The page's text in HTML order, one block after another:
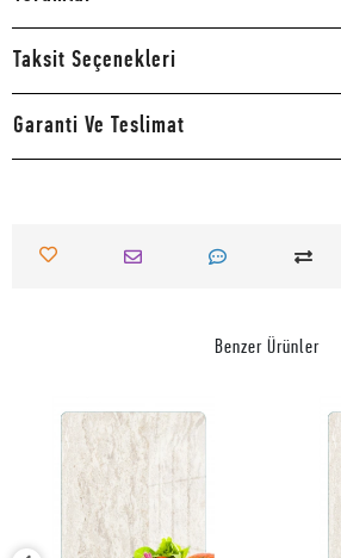
Taksit Seçenekleri
Garanti Ve Teslimat
Benzer Ürünler